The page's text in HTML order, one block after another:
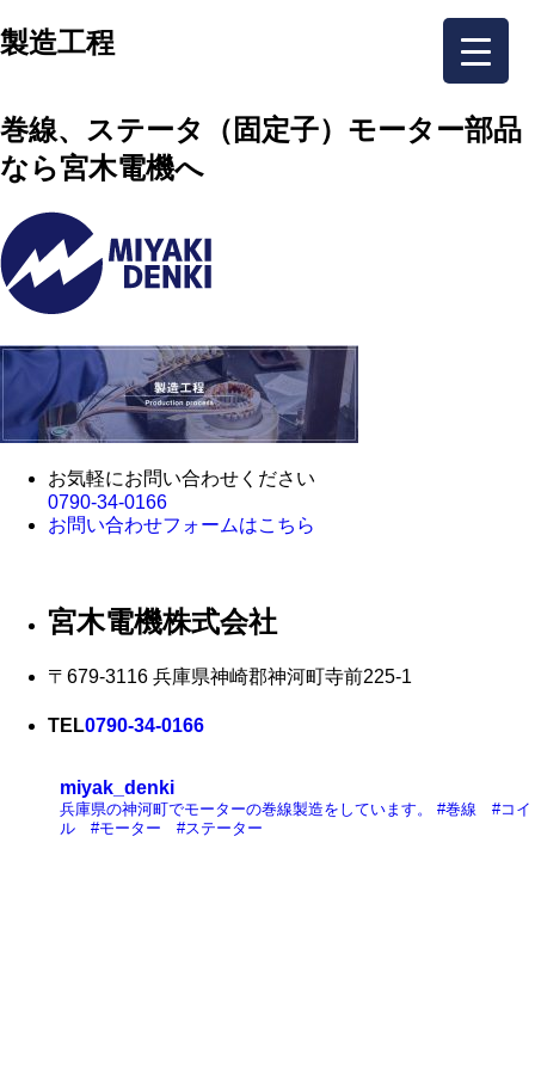
製造工程
巻線、ステータ（固定子）モーター部品
なら宮木電機へ
お気軽にお問い合わせください
0790-34-0166
お問い合わせフォームはこちら
宮木電機株式会社
〒679-3116 兵庫県神崎郡神河町寺前225-1
TEL0790-34-0166
miyak_denki
兵庫県の神河町でモーターの巻線製造をしています。
#巻線 #コイ
ル #モーター #ステーター